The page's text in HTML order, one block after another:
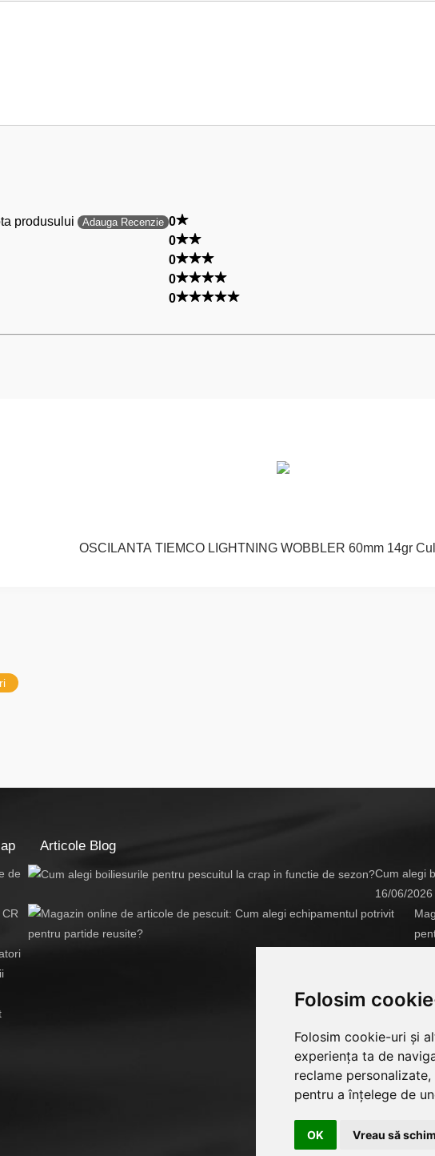
Folosim
Folosim cookie-uri și
experiența ta de
reclame
pentru a înțelege de
OK Vreau să
produsului Adauga Recenzie 0
0
0
0
0
OSCILANTA TIEMCO LIGHTNING WOBBLER 60mm 14gr
de
Articole Blog
Cum alegi
16/06/2026